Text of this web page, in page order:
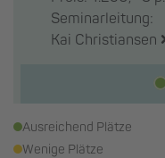
Seminarleitung:
Kai Christiansen
Ausreichend Plätze
Wenige Plätze